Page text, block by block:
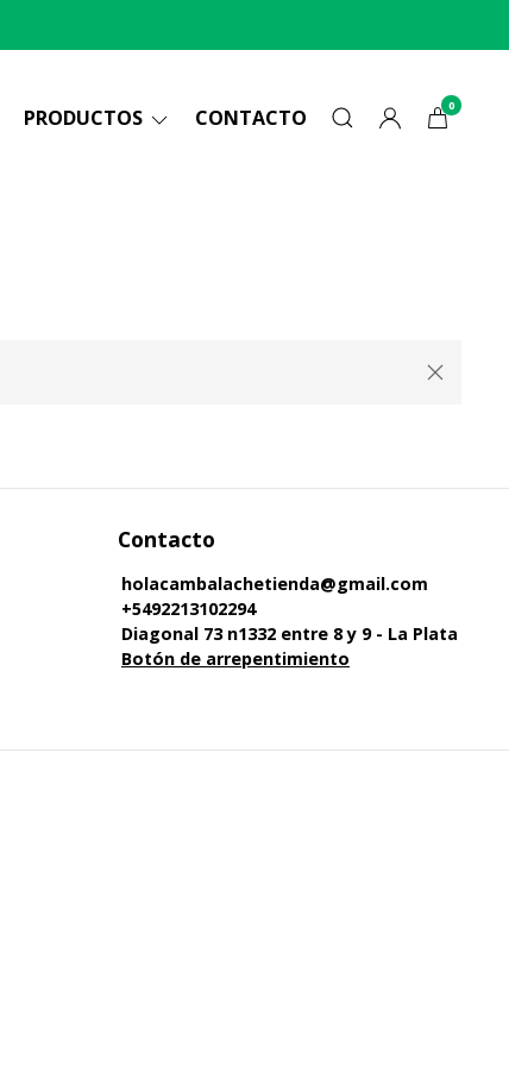
PRODUCTOS CONTACTO 0
Contacto
holacambalachetienda@gmail.com
+5492213102294
Diagonal 73 n1332 entre 8 y 9 - La Plata
Botón de arrepentimiento